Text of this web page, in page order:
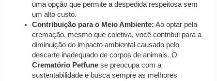
uma opção que permite a despedida respeitosa sem
um alto custo.
Contribuição para o Meio Ambiente: Ao optar pela
cremação, mesmo que coletiva, você contribui para a
diminuição do impacto ambiental causado pelo
descarte inadequado de corpos de animais. O
Crematório Petfune se preocupa com a
sustentabilidade e busca sempre as melhores